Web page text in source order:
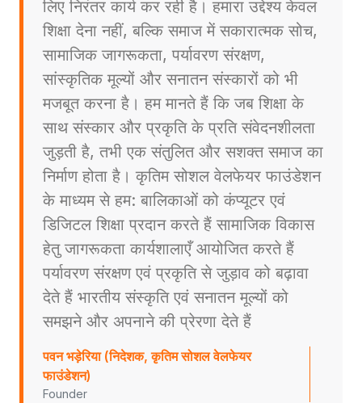
लिए निरंतर कार्य कर रही है। हमारा उद्देश्य केवल
शिक्षा देना नहीं, बल्कि समाज में सकारात्मक सोच,
सामाजिक जागरूकता, पर्यावरण संरक्षण,
सांस्कृतिक मूल्यों और सनातन संस्कारों को भी
मजबूत करना है। हम मानते हैं कि जब शिक्षा के
साथ संस्कार और प्रकृति के प्रति संवेदनशीलता
जुड़ती है, तभी एक संतुलित और सशक्त समाज का
निर्माण होता है। कृतिम सोशल वेलफेयर फाउंडेशन
के माध्यम से हम: बालिकाओं को कंप्यूटर एवं
डिजिटल शिक्षा प्रदान करते हैं सामाजिक विकास
हेतु जागरूकता कार्यशालाएँ आयोजित करते हैं
पर्यावरण संरक्षण एवं प्रकृति से जुड़ाव को बढ़ावा
देते हैं भारतीय संस्कृति एवं सनातन मूल्यों को
समझने और अपनाने की प्रेरणा देते हैं
पवन भड़ेरिया (निदेशक, कृतिम सोशल वेलफेयर
फाउंडेशन)
Founder